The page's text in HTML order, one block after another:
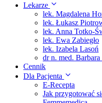
Lekarze
lek. Magdalena
lek. Łukasz
lek. Anna Totko-
lek. Ewa Zabiegło
lek. Izabela Lasoń
dr n. med.
Cennik
Dla Pacjenta
E-Recepta
Jak przygotować